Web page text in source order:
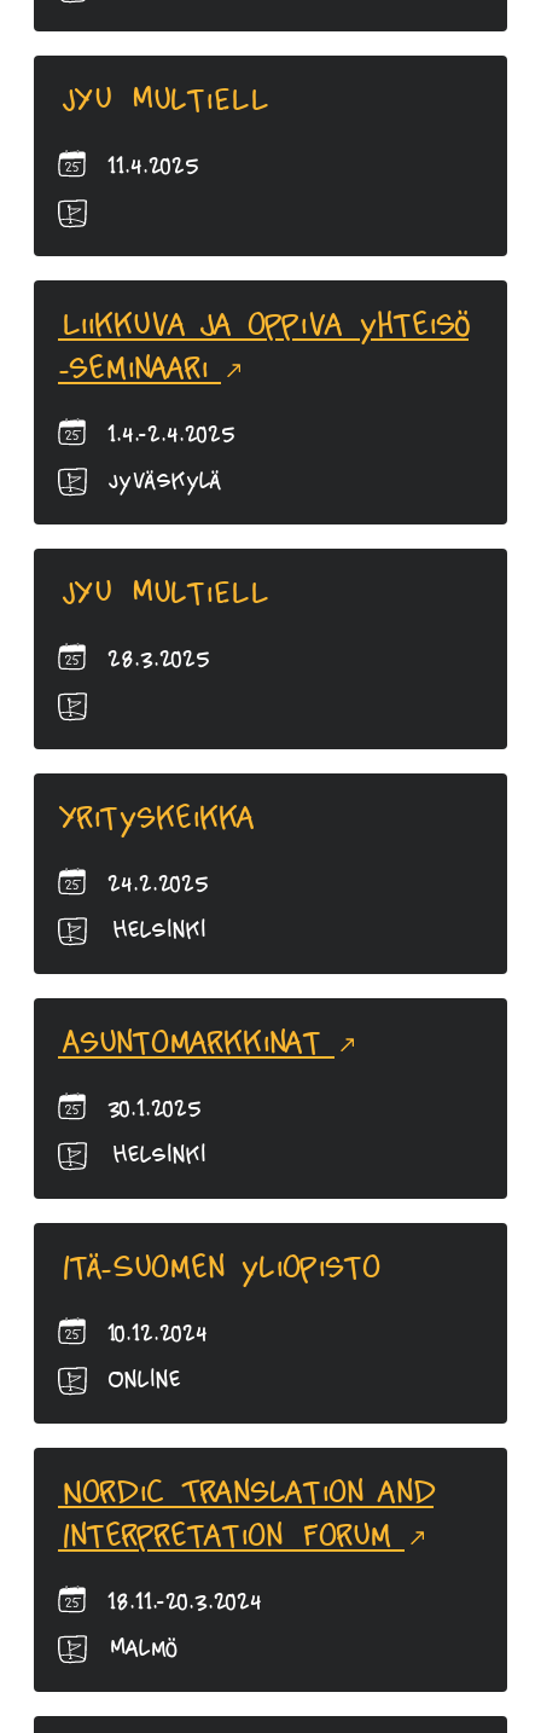
JYU MultiELL
11.4.2025
Liikkuva ja oppiva yhteisö
-seminaari
1.4.-2.4.2025
Jyväskylä
JYU MultiELL
28.3.2025
Yrityskeikka
24.2.2025
Helsinki
Asuntomarkkinat
30.1.2025
Helsinki
Itä-Suomen yliopisto
10.12.2024
Online
Nordic Translation and
Interpretation Forum
18.11.-20.3.2024
Malmö